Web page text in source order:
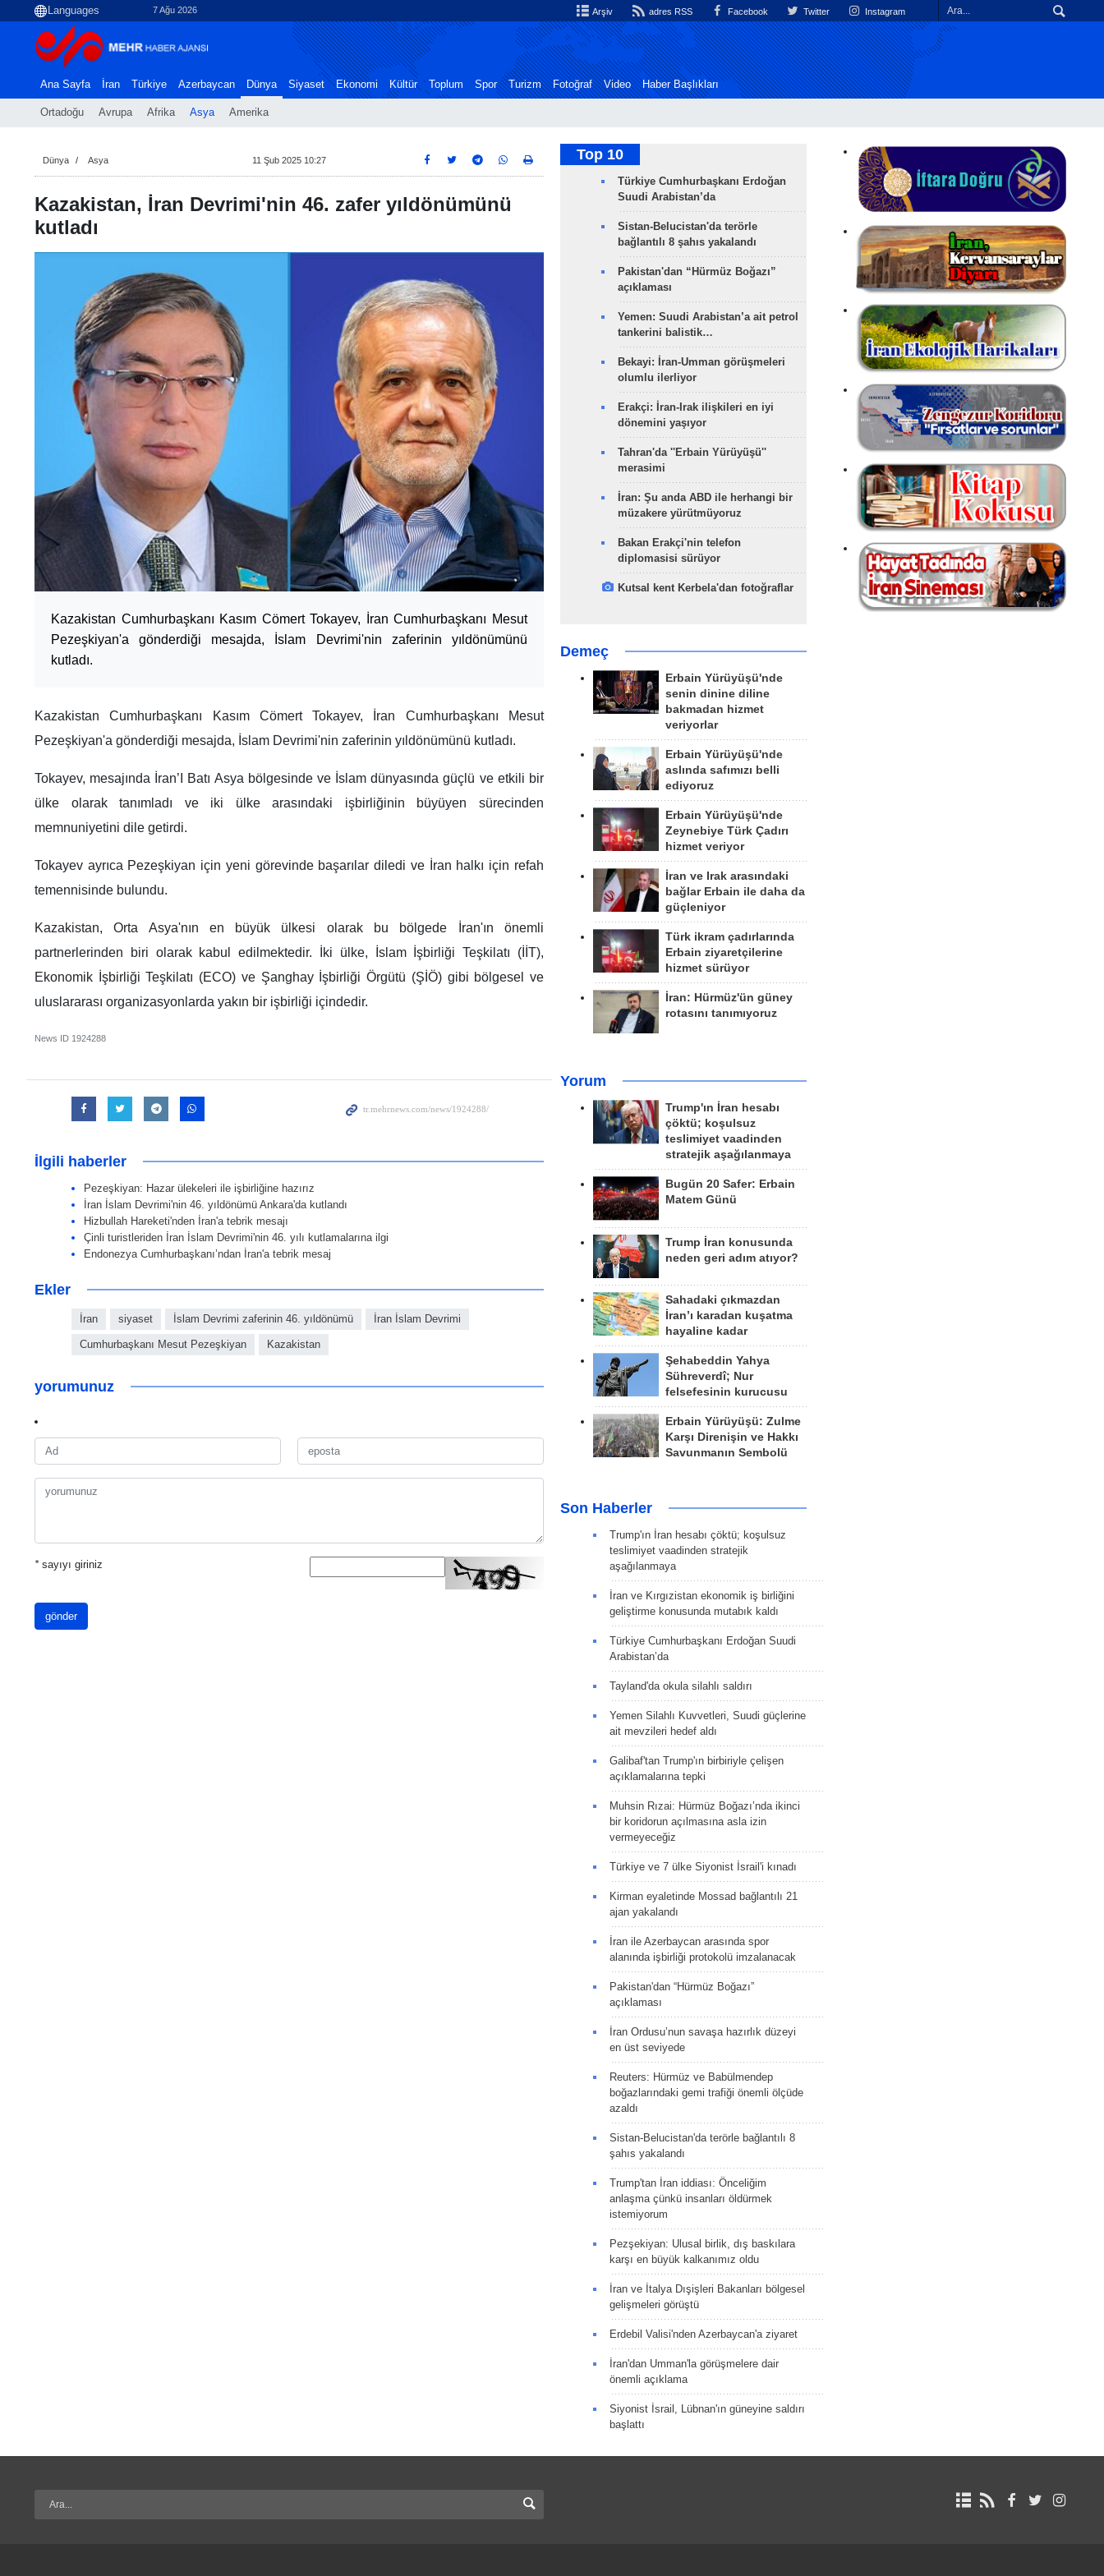
7 Ağu 2026 Arşiv adres RSS Facebook Twitter Instagram
Ana Sayfa İran Türkiye Azerbaycan Dünya
Ortadoğu Avrupa Afrika Asya Amerika
Siyaset Ekonomi Kültür Toplum Spor Turizm Fotoğraf Video Haber Başlıkları
Dünya Asya 11 Şub 2025 10:27
Kazakistan, İran Devrimi'nin 46. zafer yıldönümünü
kutladı
Kazakistan Cumhurbaşkanı Kasım Cömert Tokayev, İran Cumhurbaşkanı Mesut
Pezeşkiyan'a gönderdiği mesajda, İslam Devrimi'nin zaferinin yıldönümünü
kutladı.
Kazakistan Cumhurbaşkanı Kasım Cömert Tokayev, İran Cumhurbaşkanı Mesut
Pezeşkiyan'a gönderdiği mesajda, İslam Devrimi'nin zaferinin yıldönümünü kutladı.
Tokayev, mesajında İran’I Batı Asya bölgesinde ve İslam dünyasında güçlü ve etkili bir
ülke olarak tanımladı ve iki ülke arasındaki işbirliğinin büyüyen sürecinden
memnuniyetini dile getirdi.
Tokayev ayrıca Pezeşkiyan için yeni görevinde başarılar diledi ve İran halkı için refah
temennisinde bulundu.
Kazakistan, Orta Asya'nın en büyük ülkesi olarak bu bölgede İran'ın önemli
partnerlerinden biri olarak kabul edilmektedir. İki ülke, İslam İşbirliği Teşkilatı (İİT),
Ekonomik İşbirliği Teşkilatı (ECO) ve Şanghay İşbirliği Örgütü (ŞİÖ) gibi bölgesel ve
uluslararası organizasyonlarda yakın bir işbirliği içindedir.
News ID 1924288
İlgili haberler
Pezeşkiyan: Hazar ülekeleri ile işbirliğine hazırız
İran İslam Devrimi'nin 46. yıldönümü Ankara'da kutlandı
Hizbullah Hareketi'nden İran'a tebrik mesajı
Çinli turistleriden İran İslam Devrimi'nin 46. yılı kutlamalarına ilgi
Endonezya Cumhurbaşkanı’ndan İran'a tebrik mesaj
Ekler
İran siyaset İslam Devrimi zaferinin 46. yıldönümü İran İslam Devrimi
Cumhurbaşkanı Mesut Pezeşkiyan Kazakistan
yorumunuz
*sayıyı giriniz
gönder
Top 10
Türkiye Cumhurbaşkanı Erdoğan
Suudi Arabistan’da
Sistan-Belucistan'da terörle
bağlantılı 8 şahıs yakalandı
Pakistan'dan “Hürmüz Boğazı”
açıklaması
Yemen: Suudi Arabistan’a ait petrol
tankerini balistik…
Bekayi: İran-Umman görüşmeleri
olumlu ilerliyor
Erakçi: İran-Irak ilişkileri en iyi
dönemini yaşıyor
Tahran'da ''Erbain Yürüyüşü''
merasimi
İran: Şu anda ABD ile herhangi bir
müzakere yürütmüyoruz
Bakan Erakçi'nin telefon
diplomasisi sürüyor
Kutsal kent Kerbela'dan fotoğraflar
Demeç
Erbain Yürüyüşü'nde
senin dinine diline
bakmadan hizmet
veriyorlar
Erbain Yürüyüşü'nde
aslında safımızı belli
ediyoruz
Erbain Yürüyüşü'nde
Zeynebiye Türk Çadırı
hizmet veriyor
İran ve Irak arasındaki
bağlar Erbain ile daha da
güçleniyor
Türk ikram çadırlarında
Erbain ziyaretçilerine
hizmet sürüyor
İran: Hürmüz'ün güney
rotasını tanımıyoruz
Yorum
Trump'ın İran hesabı
çöktü; koşulsuz
teslimiyet vaadinden
stratejik aşağılanmaya
Bugün 20 Safer: Erbain
Matem Günü
Trump İran konusunda
neden geri adım atıyor?
Sahadaki çıkmazdan
İran’ı karadan kuşatma
hayaline kadar
Şehabeddin Yahya
Sühreverdî; Nur
felsefesinin kurucusu
Erbain Yürüyüşü: Zulme
Karşı Direnişin ve Hakkı
Savunmanın Sembolü
Son Haberler
Trump'ın İran hesabı çöktü; koşulsuz
teslimiyet vaadinden stratejik
aşağılanmaya
İran ve Kırgızistan ekonomik iş birliğini
geliştirme konusunda mutabık kaldı
Türkiye Cumhurbaşkanı Erdoğan Suudi
Arabistan’da
Tayland'da okula silahlı saldırı
Yemen Silahlı Kuvvetleri, Suudi güçlerine
ait mevzileri hedef aldı
Galibaf'tan Trump'ın birbiriyle çelişen
açıklamalarına tepki
Muhsin Rızai: Hürmüz Boğazı’nda ikinci
bir koridorun açılmasına asla izin
vermeyeceğiz
Türkiye ve 7 ülke Siyonist İsrail'i kınadı
Kirman eyaletinde Mossad bağlantılı 21
ajan yakalandı
İran ile Azerbaycan arasında spor
alanında işbirliği protokolü imzalanacak
Pakistan'dan “Hürmüz Boğazı”
açıklaması
İran Ordusu’nun savaşa hazırlık düzeyi
en üst seviyede
Reuters: Hürmüz ve Babülmendep
boğazlarındaki gemi trafiği önemli ölçüde
azaldı
Sistan-Belucistan'da terörle bağlantılı 8
şahıs yakalandı
Trump'tan İran iddiası: Önceliğim
anlaşma çünkü insanları öldürmek
istemiyorum
Pezşekiyan: Ulusal birlik, dış baskılara
karşı en büyük kalkanımız oldu
İran ve İtalya Dışişleri Bakanları bölgesel
gelişmeleri görüştü
Erdebil Valisi'nden Azerbaycan'a ziyaret
İran'dan Umman'la görüşmelere dair
önemli açıklama
Siyonist İsrail, Lübnan'ın güneyine saldırı
başlattı